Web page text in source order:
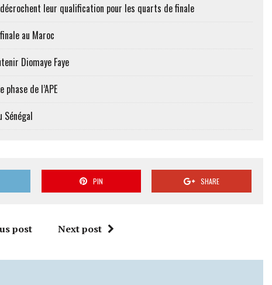
leur qualification pour les quarts de finale
au Maroc
Diomaye Faye
de l’APE
Sénégal
PIN SHARE
post Next post